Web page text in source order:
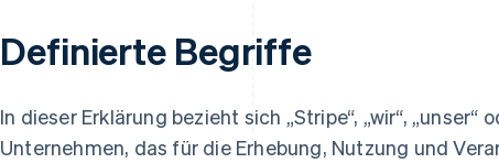
Definierte Begriffe
In dieser Erklärung bezieht sich „Stripe“, „wir“, „unser“
Unternehmen, das für die Erhebung, Nutzung und